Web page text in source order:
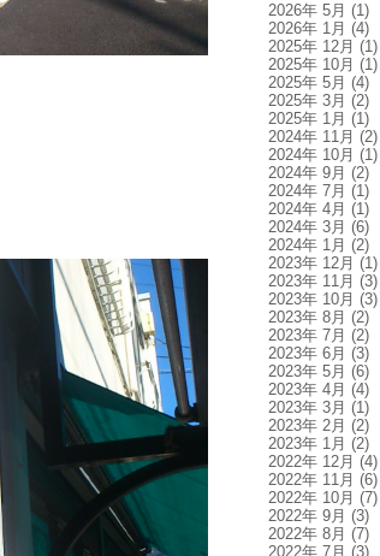
2026年 5月 (1)
2026年 1月 (4)
2025年 12月 (1)
2025年 10月 (1)
2025年 5月 (4)
2025年 3月 (2)
2025年 1月 (1)
2024年 11月 (2)
2024年 10月 (1)
2024年 9月 (2)
2024年 7月 (1)
2024年 4月 (1)
2024年 3月 (6)
2024年 1月 (2)
2023年 12月 (1)
2023年 11月 (3)
2023年 10月 (3)
2023年 8月 (2)
2023年 7月 (2)
2023年 6月 (3)
2023年 5月 (6)
2023年 4月 (4)
2023年 3月 (1)
2023年 2月 (2)
2023年 1月 (2)
2022年 12月 (4)
2022年 11月 (6)
2022年 10月 (7)
2022年 9月 (3)
2022年 8月 (7)
2022年 7月 (3)